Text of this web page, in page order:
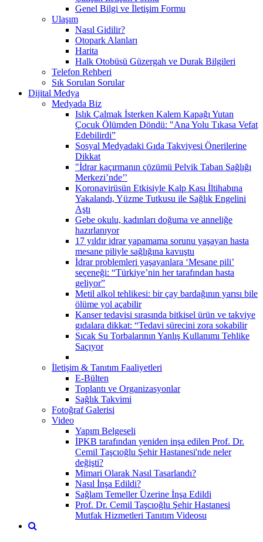
Genel Bilgi ve İletişim Formu
Ulaşım
Nasıl Gidilir?
Otopark Alanları
Harita
Halk Otobüsü Güzergah ve Durak Bilgileri
Telefon Rehberi
Sık Sorulan Sorular
Dijital Medya
Medyada Biz
Islık Çalmak İsterken Kalem Kapağı Yutan
Çocuk Ölümden Döndü: "Ana Yolu Tıkasa Vefat
Edebilirdi”
Sosyal Medyadaki Gıda Takviyesi Önerilerine
Dikkat
"İdrar kaçırmanın çözümü Pelvik Taban Sağlığı
Merkezi’nde’’
Koronavirüsün Etkisiyle Kalp Kası İltihabına
Yakalandı, Yüzme Tutkusu ile Sağlık Engelini
Aştı
Gebe okulu, kadınları doğuma ve anneliğe
hazırlanıyor
17 yıldır idrar yapamama sorunu yaşayan hasta
mesane piliyle sağlığına kavuştu
İdrar problemleri yaşayanlara ‘Mesane pili’
seçeneği: “Türkiye’nin her tarafından hasta
geliyor”
Metil alkol tehlikesi: bir çay bardağının yarısı bile
ölüme yol açabilir
Kanser tedavisi sırasında bitkisel ürün ve takviye
gıdalara dikkat: “Tedavi sürecini zora sokabilir
Sıcak Su Torbalarının Yanlış Kullanımı Tehlike
Saçıyor
İletişim & Tanıtım Faaliyetleri
E-Bülten
Toplantı ve Organizasyonlar
Sağlık Takvimi
Fotoğraf Galerisi
Video
Yapım Belgeseli
İPKB tarafından yeniden inşa edilen Prof. Dr.
Cemil Taşcıoğlu Şehir Hastanesi'nde neler
değişti?
Mimari Olarak Nasıl Tasarlandı?
Nasıl İnşa Edildi?
Sağlam Temeller Üzerine İnşa Edildi
Prof. Dr. Cemil Taşcıoğlu Şehir Hastanesi
Mutfak Hizmetleri Tanıtım Videosu